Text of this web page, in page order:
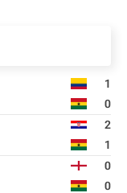
1
0
2
1
0
0